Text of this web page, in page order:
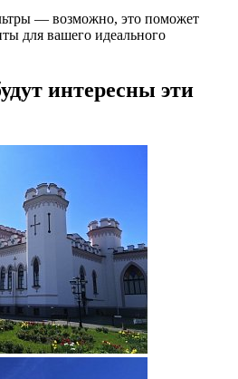
— возможно, это поможет
для вашего идеального
интересны эти